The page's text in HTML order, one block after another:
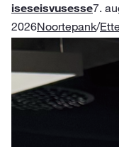
iseseisvusesse7.
2026Noortepank/